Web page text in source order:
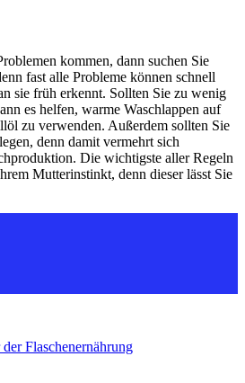
kommen, dann suchen Sie
fast alle Probleme können schnell
sie früh erkennt. Sollten Sie zu wenig
es helfen, warme Waschlappen auf
zu verwenden. Außerdem sollten Sie
denn damit vermehrt sich
Die wichtigste aller Regeln
Mutterinstinkt, denn dieser lässt Sie
Flaschenernährung